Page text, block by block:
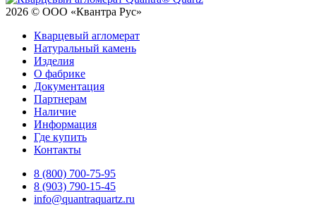
2026 © ООО «Квантра Рус»
Кварцевый агломерат
Натуральный камень
Изделия
О фабрике
Документация
Партнерам
Наличие
Информация
Где купить
Контакты
8 (800) 700-75-95
8 (903) 790-15-45
info@quantraquartz.ru